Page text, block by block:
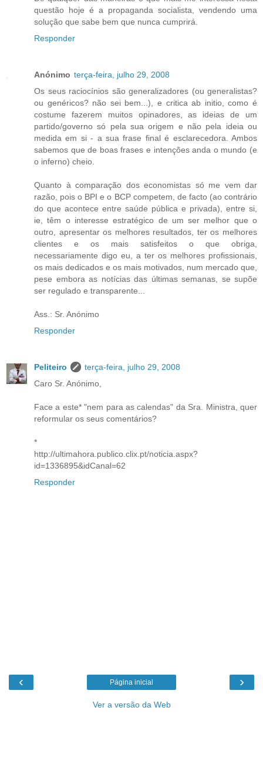
questão hoje é a propaganda socialista, vendendo uma
solução que sabe bem que nunca cumprirá.
Responder
Anónimo terça-feira, julho 29, 2008
Os seus raciocínios são generalizadores (ou generalistas?
ou genéricos? não sei bem...), e critica ab initio, como é
costume fazerem muitos opinadores, as ideias de um
partido/governo só pela sua origem e não pela ideia ou
medida em si - a sua frase final é esclarecedora. Ambos
sabemos que de boas frases e intenções anda o mundo (e
o inferno) cheio.
Quanto à comparação dos economistas só me vem dar
razão, pois o BPI e o BCP competem, de facto (ao contrário
do que acontece entre saúde pública e privada), entre si,
ie, têm o interesse estratégico de um ser melhor que o
outro, apresentar os melhores resultados, ter os melhores
clientes e os mais satisfeitos o que obriga,
necessariamente digo eu, a ter os melhores profissionais,
os mais dedicados e os mais motivados, num mercado que,
pese embora as notícias das últimas semanas, se supõe
ser regulado e transparente...
Ass.: Sr. Anónimo
Responder
Peliteiro
terça-feira, julho 29, 2008
Caro Sr. Anónimo,
Face a este* "nem para as calendas" da Sra. Ministra, quer
reformular os seus comentários?
*
http://ultimahora.publico.clix.pt/noticia.aspx?
id=1336895&idCanal=62
Responder
‹ ›
Página inicial
Ver a versão da Web